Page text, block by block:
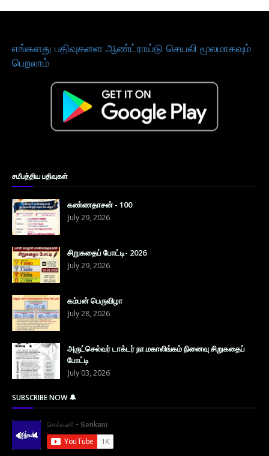
எங்களது பதிவுகளை ஆண்ட்ராய்டு செயலி மூலமாகவும்
பெறலாம்
சமீபத்திய பதிவுகள்
கண்ணதாசன் - 100
July 29, 2026
சிறுகதைப் போட்டி- 2026
July 29, 2026
கம்பன் பெருவிழா
July 28, 2026
அருட்செல்வர் டாக்டர் நா.மகாலிங்கம் நினைவு சிறுகதைப்
போட்டி
July 03, 2026
SUBSCRIBE NOW 🔔